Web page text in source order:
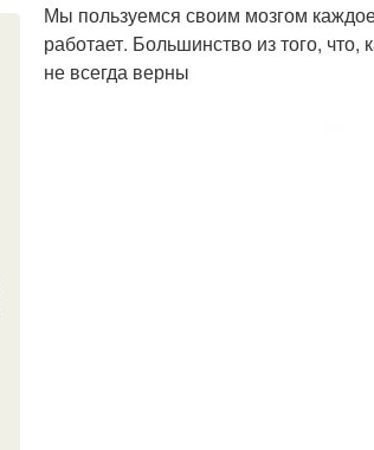
Мы пользуемся своим мозгом
работает. Большинство из того,
не всегда верны